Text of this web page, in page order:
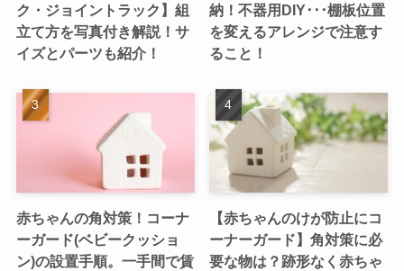
ク・ジョイントラック】組
立て方を写真付き解説！サ
イズとパーツも紹介！
納！不器用DIY･･･棚板位置
を変えるアレンジで注意す
ること！
赤ちゃんの角対策！コーナ
ーガード(ベビークッショ
ン)の設置手順。一手間で賃
【赤ちゃんのけが防止にコ
ーナーガード】角対策に必
要な物は？跡形なく赤ちゃ